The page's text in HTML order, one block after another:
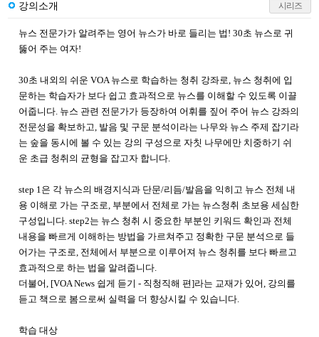
강의소개 시리즈
뉴스 전문가가 알려주는 영어 뉴스가 바로 들리는 법! 30초 뉴스로 귀
뚫어 주는 여자!
30초 내외의 쉬운 VOA 뉴스로 학습하는 청취 강좌로, 뉴스 청취에 입
문하는 학습자가 보다 쉽고 효과적으로 뉴스를 이해할 수 있도록 이끌
어줍니다. 뉴스 관련 전문가가 등장하여 어휘를 짚어 주어 뉴스 강좌의
전문성을 확보하고, 발음 및 구문 분석이라는 나무와 뉴스 주제 잡기라
는 숲을 동시에 볼 수 있는 강의 구성으로 자칫 나무에만 치중하기 쉬
운 초급 청취의 균형을 잡고자 합니다.
step 1은 각 뉴스의 배경지식과 단문/리듬/발음을 익히고 뉴스 전체 내
용 이해로 가는 구조로, 부분에서 전체로 가는 뉴스청취 초보용 세심한
구성입니다. step2는 뉴스 청취 시 중요한 부분인 키워드 확인과 전체
내용을 빠르게 이해하는 방법을 가르쳐주고 정확한 구문 분석으로 들
어가는 구조로, 전체에서 부분으로 이루어져 뉴스 청취를 보다 빠르고
효과적으로 하는 법을 알려줍니다.
더불어, [VOA News 쉽게 듣기 - 직청직해 편]라는 교재가 있어, 강의를
듣고 책으로 봄으로써 실력을 더 향상시킬 수 있습니다.
학습 대상